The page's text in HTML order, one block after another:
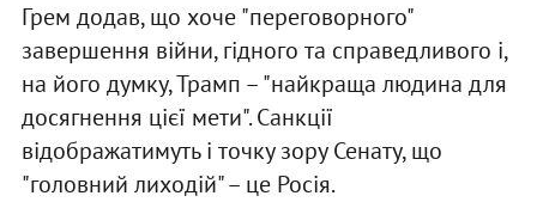
Грем додав, що хоче "переговорного"
завершення війни, гідного та справедливого і,
на його думку, Трамп – "найкраща людина для
досягнення цієї мети". Санкції
відображатимуть і точку зору Сенату, що
"головний лиходій" – це Росія.